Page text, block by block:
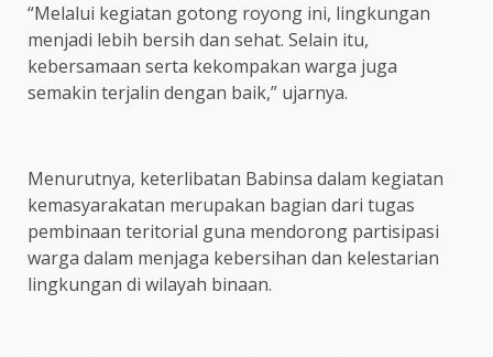
“Melalui kegiatan gotong royong ini, lingkungan
menjadi lebih bersih dan sehat. Selain itu,
kebersamaan serta kekompakan warga juga
semakin terjalin dengan baik,” ujarnya.
Menurutnya, keterlibatan Babinsa dalam kegiatan
kemasyarakatan merupakan bagian dari tugas
pembinaan teritorial guna mendorong partisipasi
warga dalam menjaga kebersihan dan kelestarian
lingkungan di wilayah binaan.